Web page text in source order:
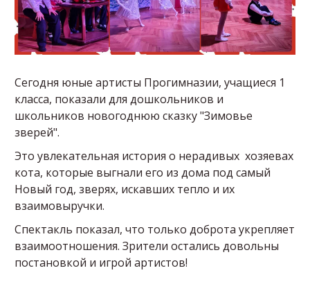
Сегодня юные артисты Прогимназии, учащиеся 1
класса, показали для дошкольников и
школьников новогоднюю сказку "Зимовье
зверей".
Это увлекательная история о нерадивых хозяевах
кота, которые выгнали его из дома под самый
Новый год, зверях, искавших тепло и их
взаимовыручки.
Спектакль показал, что только доброта укрепляет
взаимоотношения. Зрители остались довольны
постановкой и игрой артистов!